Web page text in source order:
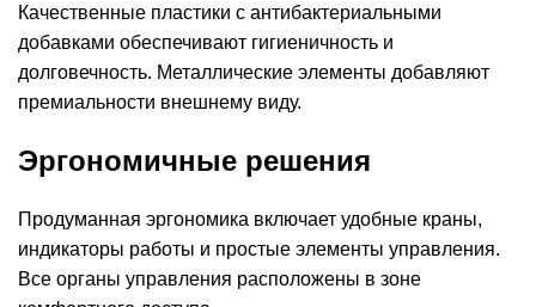
Качественные пластики с антибактериальными
добавками обеспечивают гигиеничность и
долговечность. Металлические элементы добавляют
премиальности внешнему виду.
Эргономичные решения
Продуманная эргономика включает удобные краны,
индикаторы работы и простые элементы управления.
Все органы управления расположены в зоне